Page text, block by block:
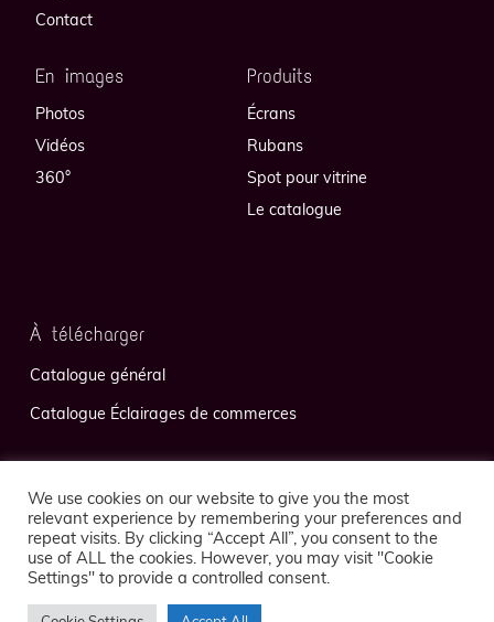
Contact
En images
Photos
Vidéos
360°
Produits
Écrans
Rubans
Spot pour vitrine
Le catalogue
À télécharger
Catalogue général
Catalogue Éclairages de commerces
Politique de confidentialité Mentions légales
We use cookies on our website to give you the most
relevant experience by remembering your preferences and
repeat visits. By clicking “Accept All”, you consent to the
use of ALL the cookies. However, you may visit "Cookie
Settings" to provide a controlled consent.